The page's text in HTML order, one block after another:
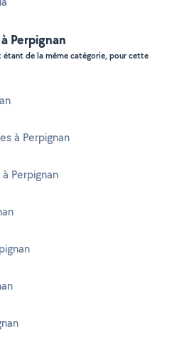
Perpignan
étant de la même catégorie, pour cette
à Perpignan
Perpignan